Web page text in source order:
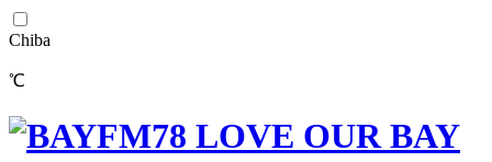
Chiba
℃